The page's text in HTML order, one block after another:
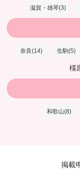
滋賀・雄琴(3)
奈良(14) 生駒(5)
橿
和歌山(8)
掲載